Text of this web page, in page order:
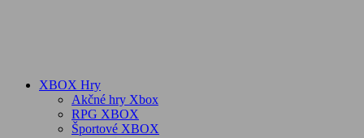
XBOX Hry
Akčné hry Xbox
RPG XBOX
Športové XBOX